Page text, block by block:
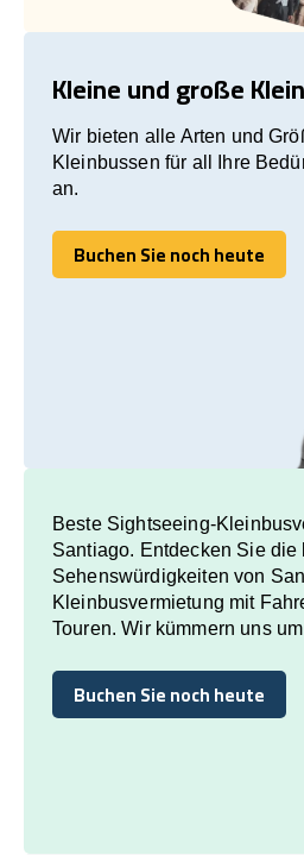
Kleine und große
Wir bieten alle Arten und
Kleinbussen für all Ihre
an.
Buchen Sie noch heute
Buchen Sie noch heute
Beste Sightseeing-
Santiago. Entdecken Sie die
Sehenswürdigkeiten von
Kleinbusvermietung mit
Touren. Wir kümmern uns
Buchen Sie noch heute
Buchen Sie noch heute